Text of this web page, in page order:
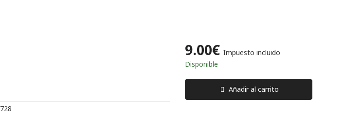
728
9.00€ Impuesto incluido
Disponible
Añadir al carrito